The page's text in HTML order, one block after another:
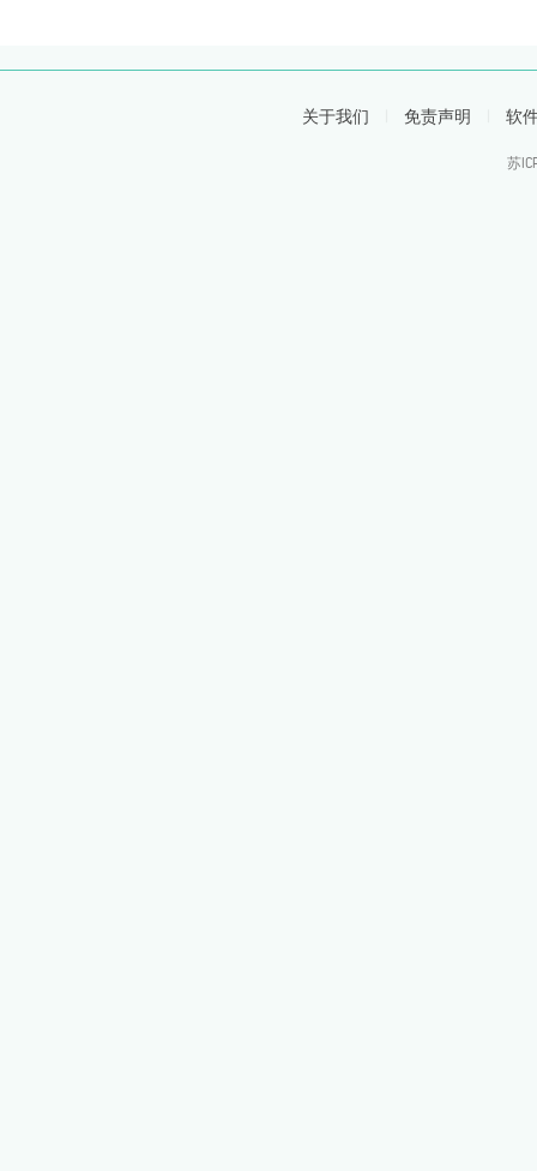
关于我们 免责声明 软
苏